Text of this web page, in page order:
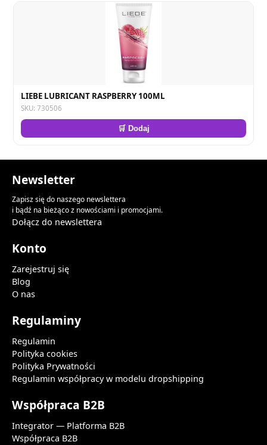
LIEBE LUBRICANT RASPBERRY 100ML
SKU: 730506
🛒 Dodaj
Newsletter
Zapisz się do naszego newslettera
i bądź na bieżąco z nowościami i promocjami.
Dołącz do newslettera
Konto
Zarejestruj się
Blog
O nas
Regulaminy
Regulamin
Polityka cookies
Polityka Prywatności
Regulamin współpracy w modelu dropshipping
Współpraca B2B
Integrator — Platforma B2B
Współpraca B2B